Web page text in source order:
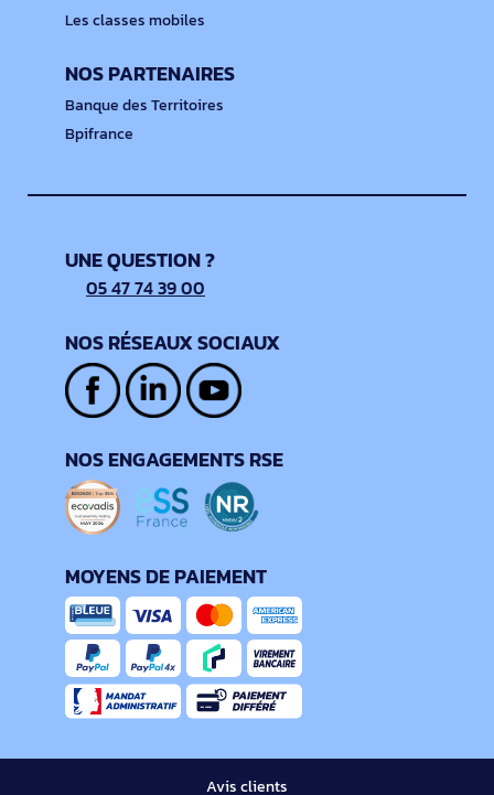
Les classes mobiles
NOS PARTENAIRES
Banque des Territoires
Bpifrance
UNE QUESTION ?
05 47 74 39 00
NOS RÉSEAUX SOCIAUX
NOS ENGAGEMENTS RSE
MOYENS DE PAIEMENT
Avis clients